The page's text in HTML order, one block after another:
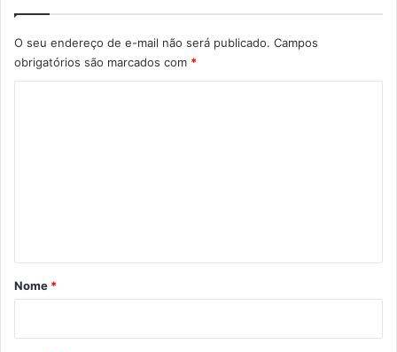
O seu endereço de e-mail não será publicado. Campos
obrigatórios são marcados com *
r
Nome *